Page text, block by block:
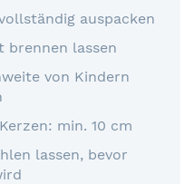
auspacken
brennen lassen
von Kindern
min. 10 cm
lassen, bevor